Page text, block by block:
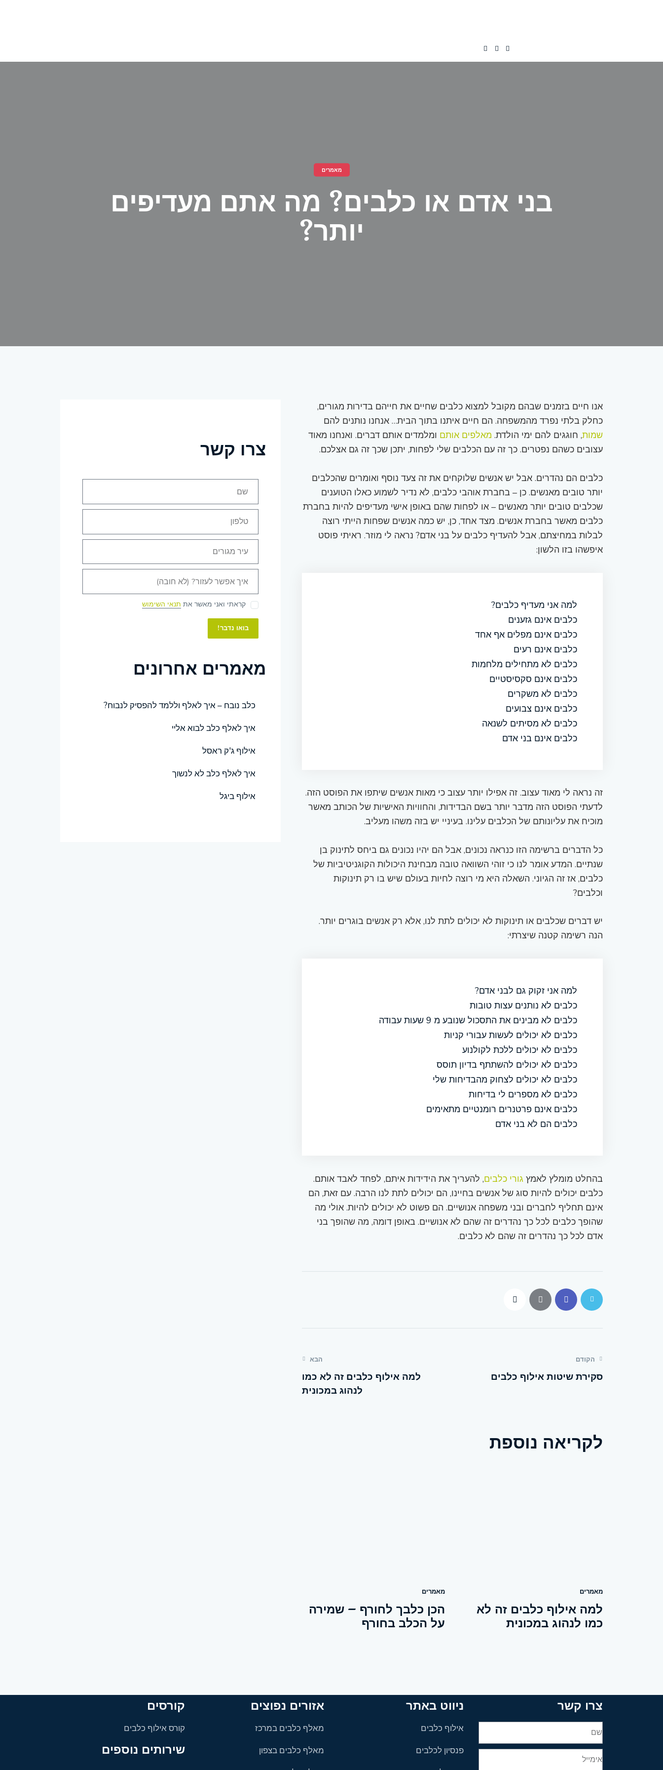
מאמרים
בני אדם או כלבים? מה אתם מעדיפים
יותר?
אנו חיים בזמנים שבהם מקובל למצוא כלבים שחיים את חייהם בדירות מגורים,
כחלק בלתי נפרד מהמשפחה. הם חיים איתנו בתוך הבית… אנחנו נותנים להם
שמות, חוגגים להם ימי הולדת. מאלפים אותם ומלמדים אותם דברים. ואנחנו מאוד
עצובים כשהם נפטרים. כך זה עם הכלבים שלי לפחות, יתכן שכך זה גם אצלכם.
כלבים הם נהדרים. אבל יש אנשים שלוקחים את זה צעד נוסף ואומרים שהכלבים
יותר טובים מאנשים. כן – בחברת אוהבי כלבים, לא נדיר לשמוע כאלו הטוענים
שכלבים טובים יותר מאנשים – או לפחות שהם באופן אישי מעדיפים להיות בחברת
כלבים מאשר בחברת אנשים. מצד אחד, כן, יש כמה אנשים שפחות הייתי רוצה
לבלות במחיצתם, אבל להעדיף כלבים על בני אדם? נראה לי מוזר. ראיתי פוסט
איפשהו בזו הלשון:
למה אני מעדיף כלבים?
כלבים אינם גזענים
כלבים אינם מפלים אף אחד
כלבים אינם רעים
כלבים לא מתחילים מלחמות
כלבים אינם סקסיסטיים
כלבים לא משקרים
כלבים אינם צבועים
כלבים לא מסיתים לשנאה
כלבים אינם בני אדם
זה נראה לי מאוד עצוב. זה אפילו יותר עצוב כי מאות אנשים שיתפו את הפוסט הזה.
לדעתי הפוסט הזה מדבר יותר בשם הבדידות, והחוויות האישיות של הכותב מאשר
מוכיח את עליונותם של הכלבים עלינו. בעיניי יש בזה משהו מעליב.
כל הדברים ברשימה הזו כנראה נכונים, אבל הם יהיו נכונים גם ביחס לתינוק בן
שנתיים. המדע אומר לנו כי זוהי השוואה טובה מבחינת היכולות הקוגניטיביות של
כלבים, אז זה הגיוני. השאלה היא מי רוצה לחיות בעולם שיש בו רק תינוקות
וכלבים?
יש דברים שכלבים או תינוקות לא יכולים לתת לנו, אלא רק אנשים בוגרים יותר.
הנה רשימה קטנה שיצרתי:
למה אני זקוק גם לבני אדם?
כלבים לא נותנים עצות טובות
כלבים לא מבינים את התסכול שנובע מ 9 שעות עבודה
כלבים לא יכולים לעשות עבורי קניות
כלבים לא יכולים ללכת לקולנוע
כלבים לא יכולים להשתתף בדיון תוסס
כלבים לא יכולים לצחוק מהבדיחות שלי
כלבים לא מספרים לי בדיחות
כלבים אינם פרטנרים רומנטיים מתאימים
כלבים הם לא בני אדם
בהחלט מומלץ לאמץ גורי כלבים, להעריך את הידידות איתם, לפחד לאבד אותם.
כלבים יכולים להיות סוג של אנשים בחיינו, הם יכולים לתת לנו הרבה. עם זאת, הם
אינם תחליף לחברים ובני משפחה אנושיים. הם פשוט לא יכולים להיות. אולי מה
שהופך כלבים לכל כך נהדרים זה שהם לא אנושיים. באופן דומה, מה שהופך בני
אדם לכל כך נהדרים זה שהם לא כלבים.
הקודם
סקירת שיטות אילוף כלבים
הבא
למה אילוף כלבים זה לא כמו
לנהוג במכונית
לקריאה נוספת
מאמרים
למה אילוף כלבים זה לא
כמו לנהוג במכונית
מאמרים
הכן כלבך לחורף – שמירה
על הכלב בחורף
צרו קשר
קראתי ואני מאשר את תנאי השימוש
בואו נדבר!
מאמרים אחרונים
כלב נובח – איך לאלף וללמד להפסיק לנבוח?
איך לאלף כלב לבוא אליי
אילוף ג'ק ראסל
איך לאלף כלב לא לנשוך
אילוף ביגל
צרו קשר ניווט באתר
אילוף כלבים
פנסיון לכלבים
אזורים נפוצים
מאלף כלבים במרכז
מאלף כלבים בצפון
קורסים
קורס אילוף כלבים
שירותים נוספים